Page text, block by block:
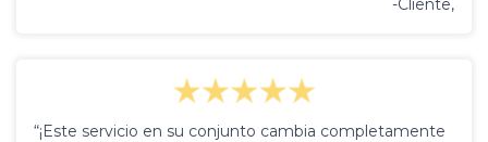
-Cliente,
“¡Este servicio en su conjunto cambia completamente